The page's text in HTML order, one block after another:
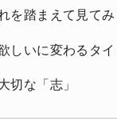
を踏まえて見てみ
しいに変わるタ
切な「志」